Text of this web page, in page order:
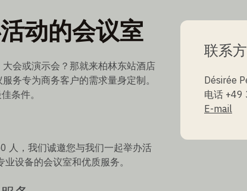
动的会议室
会或演示会？那就来柏林东站酒店
务专为商务客户的需求量身定制。
条件。
人，我们诚邀您与我们一起举办活
设备的会议室和优质服务。
联系
Désirée
电话
E-mail